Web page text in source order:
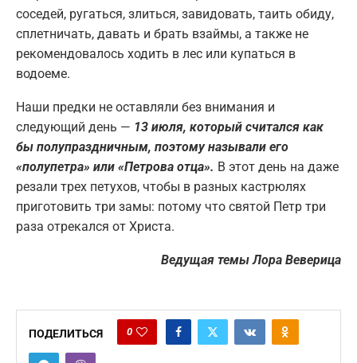
соседей, ругаться, злиться, завидовать, таить обиду,
сплетничать, давать и брать взаймы, а также не
рекомендовалось ходить в лес или купаться в
водоеме.
Наши предки не оставляли без внимания и
следующий день — 13 июля, который считался как
бы полупраздничным, поэтому называли его
«полупетра» или «Петрова отца». В этот день на даже
резали трех петухов, чтобы в разных кастрюлях
приготовить три замы: потому что святой Петр три
раза отрекался от Христа.
Ведущая темы Лора Веверица
ПОДЕЛИТЬСЯ 0